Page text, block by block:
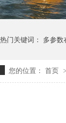
热门关键词： 多参数
您的位置： 首页 >